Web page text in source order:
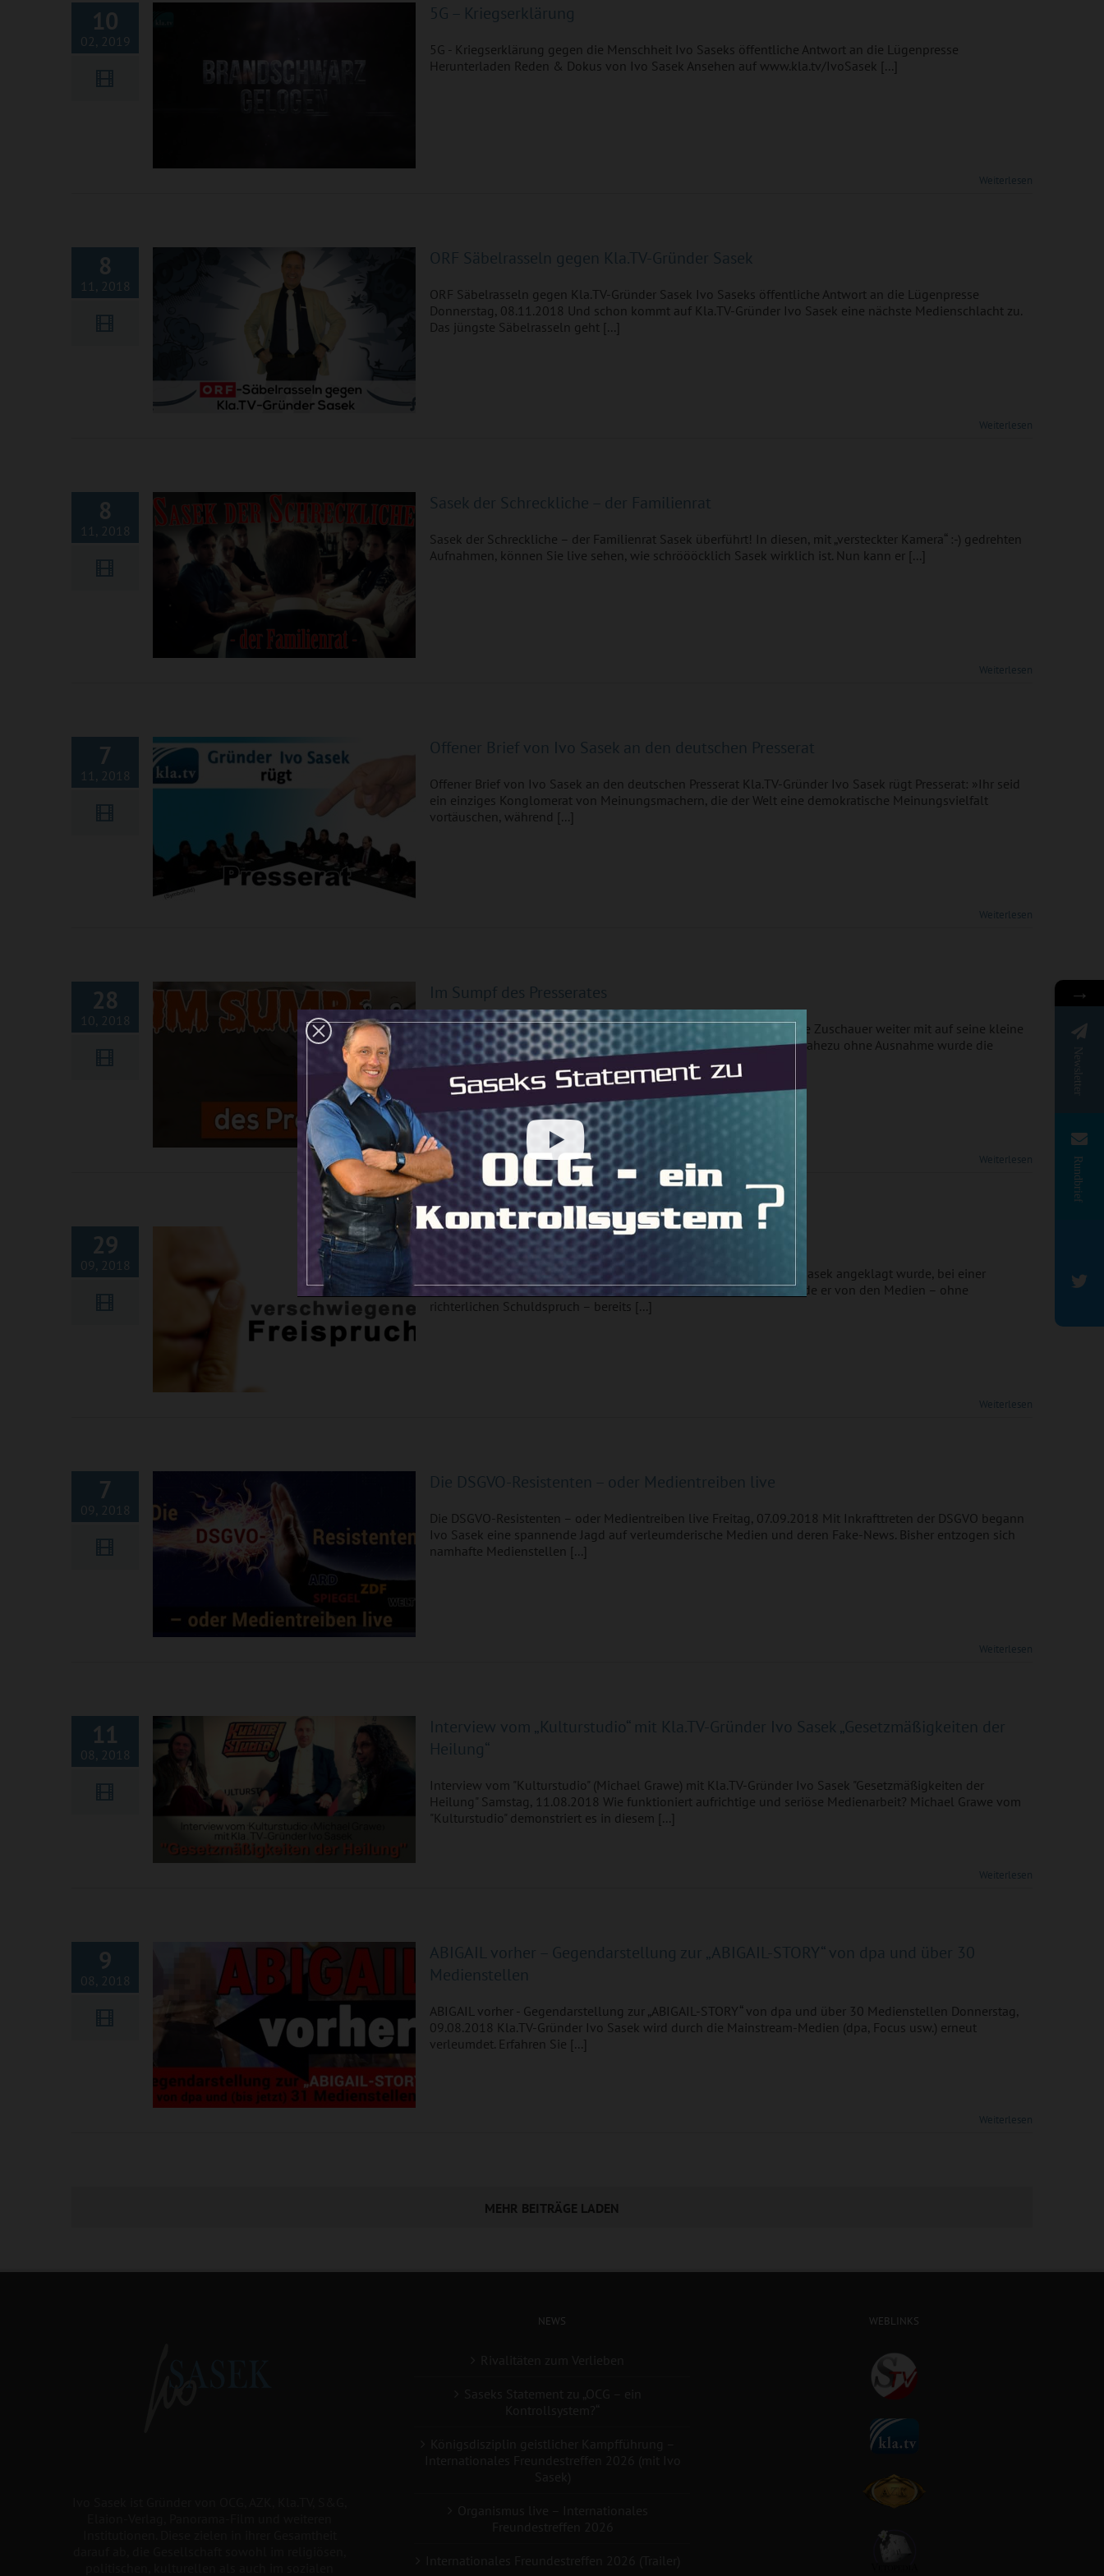
10
02, 2019
5G – Kriegserklärung
5G - Kriegserklärung gegen die Menschheit Ivo Saseks öffentliche Antwort an die Lügenpresse
Herunterladen Reden & Dokus von Ivo Sasek Ansehen auf www.kla.tv/IvoSasek [...]
Weiterlesen
8
11, 2018
ORF Säbelrasseln gegen Kla.TV-Gründer Sasek
ORF Säbelrasseln gegen Kla.TV-Gründer Sasek Ivo Saseks öffentliche Antwort an die Lügenpresse
Donnerstag, 08.11.2018 Und schon kommt auf Kla.TV-Gründer Ivo Sasek eine nächste Medienschlacht zu.
Das jüngste Säbelrasseln geht [...]
Weiterlesen
8
11, 2018
Sasek der Schreckliche – der
Sasek der Schreckliche – der Familienrat
Sasek der Schreckliche – der Familienrat Sasek überführt! In diesen, mit „versteckter Kamera“ :-) gedrehten
Aufnahmen, können Sie live sehen, wie schröööcklich Sasek wirklich ist. Nun kann er [...]
Weiterlesen
7
11, 2018
Offener Brief von Ivo Sasek an
Offener Brief von Ivo Sasek an den deutschen Presserat
Offener Brief von Ivo Sasek an den deutschen Presserat Kla.TV-Gründer Ivo Sasek rügt Presserat: »Ihr seid
ein einziges Konglomerat von Meinungsmachern, die der Welt eine demokratische Meinungsvielfalt
vortäuschen, während [...]
Weiterlesen
28
10, 2018
Im Sumpf des Presserates
Im Sumpf des Presserates Mittwoch, 08.08.2018 Kla.TV nimmt seine Zuschauer weiter mit auf seine kleine
Beobachtungsreise quer durch das rechtswidrige Medien-Treiben. Nahezu ohne Ausnahme wurde die
Wahrheit über den [...]
Weiterlesen
29
09, 2018
Der verschwiegene Freispruch
Der verschwiegene Freispruch
Der verschwiegene Freispruch Samstag, 29.09.2018 Nachdem Ivo Sasek angeklagt wurde, bei einer
vorgeblichen Holocaustleugnung nicht eingeschritten zu sein, wurde er von den Medien – ohne
richterlichen Schuldspruch – bereits [...]
Weiterlesen
7
09, 2018
Die DSGVO-Resistenten – oder Medientreiben live
Die DSGVO-Resistenten – oder Medientreiben live Freitag, 07.09.2018 Mit Inkrafttreten der DSGVO begann
Ivo Sasek eine spannende Jagd auf verleumderische Medien und deren Fake-News. Bisher entzogen sich
namhafte Medienstellen [...]
Weiterlesen
11
08, 2018
Interview vom „Kulturstudio“ mit
Interview vom „Kulturstudio“ mit Kla.TV-Gründer Ivo Sasek „Gesetzmäßigkeiten der
Heilung“
Interview vom "Kulturstudio" (Michael Grawe) mit Kla.TV-Gründer Ivo Sasek "Gesetzmäßigkeiten der
Heilung" Samstag, 11.08.2018 Wie funktioniert aufrichtige und seriöse Medienarbeit? Michael Grawe vom
"Kulturstudio" demonstriert es in diesem [...]
Weiterlesen
9
08, 2018
ABIGAIL vorher –
Gegendarstellung zur „ABIGAIL-
ABIGAIL vorher – Gegendarstellung zur „ABIGAIL-STORY“ von dpa und über 30
Medienstellen
ABIGAIL vorher - Gegendarstellung zur „ABIGAIL-STORY“ von dpa und über 30 Medienstellen Donnerstag,
09.08.2018 Kla.TV-Gründer Ivo Sasek wird durch die Mainstream-Medien (dpa, Focus usw.) erneut
verleumdet. Erfahren Sie [...]
Weiterlesen
MEHR BEITRÄGE LADEN
NEWS WEBLINKS
→
Newsletter
Rundbrief